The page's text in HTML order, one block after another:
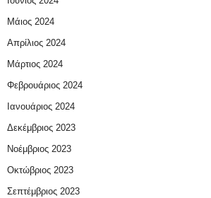
Μάιος 2024
Απρίλιος 2024
Μάρτιος 2024
Φεβρουάριος 2024
Ιανουάριος 2024
Δεκέμβριος 2023
Νοέμβριος 2023
Οκτώβριος 2023
Σεπτέμβριος 2023